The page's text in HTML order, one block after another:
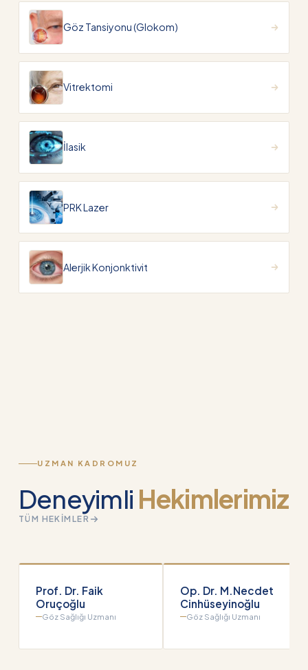
Göz Tansiyonu (Glokom)
Vitrektomi
İlasik
PRK Lazer
Alerjik Konjonktivit
UZMAN KADROMUZ
Deneyimli Hekimlerimiz
TÜM HEKIMLER
Prof. Dr. Faik
Oruçoğlu
Göz Sağlığı Uzmanı
Op. Dr. M.Necdet
Cinhüseyinoğlu
Göz Sağlığı Uzmanı